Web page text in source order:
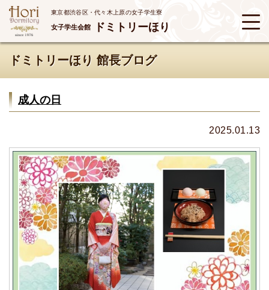
東京都渋谷区・代々木上原の女子学生寮
女子学生会館 ドミトリーほり
ドミトリーほり 館長ブログ
成人の日
2025.01.13